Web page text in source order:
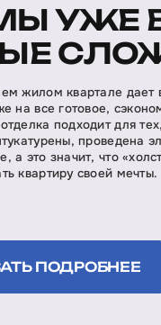
УЖЕ
жилом квартале дает
на все готовое,
подходит для
проведена
а это значит, что
квартиру своей мечты.
ПОДРОБНЕЕ